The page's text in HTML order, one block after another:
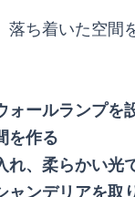
落ち着いた空間
ォールランプを
を作る
れ、柔らかい光
ャンデリアを取